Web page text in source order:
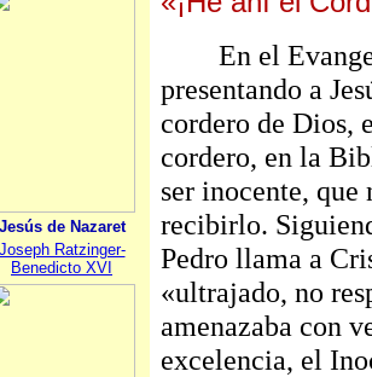
Jesús de Nazaret
Joseph Ratzinger-
Benedicto XVI
En el
presentando a
cordero de Dios,
cordero, en la
ser inocente, que
recibirlo.
Pedro llama a
«ultrajado, no
amenazaba con
excelencia, el